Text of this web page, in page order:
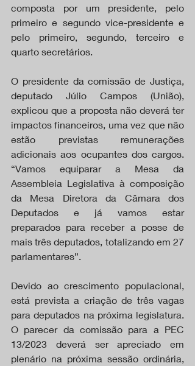
composta por um presidente, pelo
primeiro e segundo vice-presidente e
pelo primeiro, segundo, terceiro e
quarto secretários.
O presidente da comissão de Justiça,
deputado Júlio Campos (União),
explicou que a proposta não deverá ter
impactos financeiros, uma vez que não
estão previstas remunerações
adicionais aos ocupantes dos cargos.
“Vamos equiparar a Mesa da
Assembleia Legislativa à composição
da Mesa Diretora da Câmara dos
Deputados e já vamos estar
preparados para receber a posse de
mais três deputados, totalizando em 27
parlamentares”.
Devido ao crescimento populacional,
está prevista a criação de três vagas
para deputados na próxima legislatura.
O parecer da comissão para a PEC
13/2023 deverá ser apreciado em
plenário na próxima sessão ordinária,